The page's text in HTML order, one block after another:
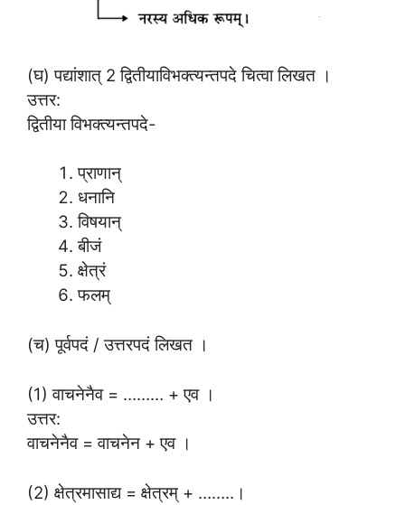
(घ) पद्यांशात् 2 द्वितीयाविभक्त्यन्तपदे चित्वा लिखत ।
उत्तर:
द्वितीया विभक्त्यन्तपदे-
प्राणान्
धनानि
विषयान्
बीजं
क्षेत्रं
फलम्
(च) पूर्वपदं / उत्तरपदं लिखत ।
(1) वाचनेनैव = ……… + एव ।
उत्तर:
वाचनेनैव = वाचनेन + एव ।
(2) क्षेत्रमासाद्य = क्षेत्रम् + ……..।